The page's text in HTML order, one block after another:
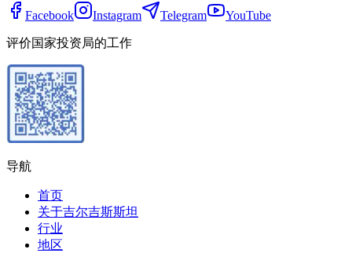
Facebook
Instagram Telegram YouTube
评价国家投资局的工作
导航
首页
关于吉尔吉斯斯坦
行业
地区